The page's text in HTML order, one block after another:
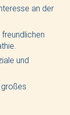
an der
und